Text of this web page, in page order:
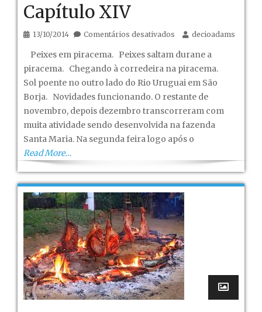
Capítulo XIV
13/10/2014 Comentários desativados em
São
decioadams
Peixes em piracema. Peixes saltam durane a
piracema. Chegando à corredeira na piracema.
Sol poente no outro lado do Rio Uruguai em São
Borja. Novidades funcionando. O restante de
novembro, depois dezembro transcorreram com
muita atividade sendo desenvolvida na fazenda
Santa Maria. Na segunda feira logo após o
Read More…